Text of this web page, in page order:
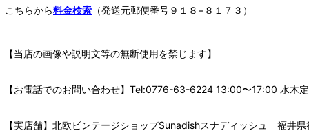
こちらから料金検索 （発送元郵便番号９１８−８１７３）
【当店の画像や説明文等の無断使用を禁じます】
【お電話でのお問い合わせ】Tel:0776-63-6224 13:00〜17:00 水木
【実店舗】北欧ビンテージショップSunadishスナディッシュ 福井